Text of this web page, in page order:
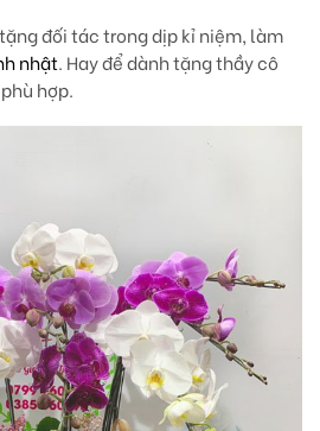
đối tác trong dịp kỉ niệm, làm
nhật. Hay để dành tặng thầy cô
hợp.